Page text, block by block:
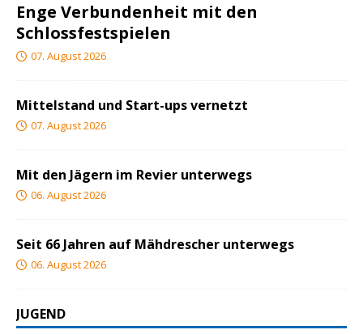
Enge Verbundenheit mit den
Schlossfestspielen
07. August 2026
Mittelstand und Start-ups vernetzt
07. August 2026
Mit den Jägern im Revier unterwegs
06. August 2026
Seit 66 Jahren auf Mähdrescher unterwegs
06. August 2026
JUGEND